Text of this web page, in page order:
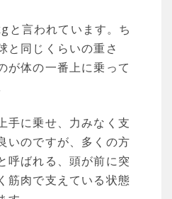
言われています。ち
と同じくらいの重さ
が体の一番上に乗って
手に乗せ、力みなく支
いのですが、多くの方
呼ばれる、頭が前に突
筋肉で支えている状態